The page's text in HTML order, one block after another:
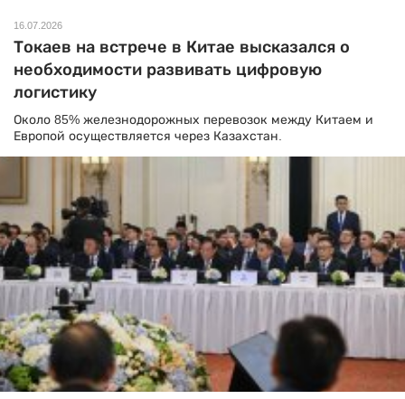
16.07.2026
Токаев на встрече в Китае высказался о
необходимости развивать цифровую
логистику
Около 85% железнодорожных перевозок между Китаем и
Европой осуществляется через Казахстан.